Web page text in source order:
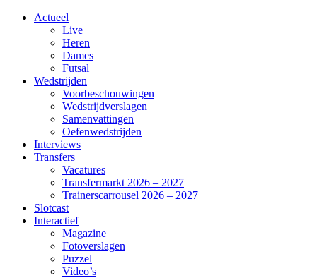
Actueel
Live
Heren
Dames
Futsal
Wedstrijden
Voorbeschouwingen
Wedstrijdverslagen
Samenvattingen
Oefenwedstrijden
Interviews
Transfers
Vacatures
Transfermarkt 2026 – 2027
Trainerscarrousel 2026 – 2027
Slotcast
Interactief
Magazine
Fotoverslagen
Puzzel
Video’s